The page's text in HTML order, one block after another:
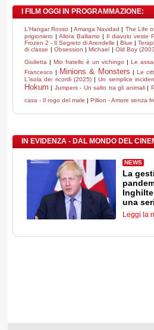
I FILM OGGI IN PROGRAMMAZIONE:
L'Hangar Rosso | Amarga Navidad | The Life
prigioniero | Allora Balliamo | Il diavolo veste
Frozen 2 - Il Segreto di Arendelle | Blue |
di classe | Obsession |Michael | Old Boy
Giulietta | Mio fratello è un vichingo | Le
Francesco | Minions & Monsters | Le
L'isola dei ricordi (2025)|Un semplice
Hokum | Jumpers - Un salto tra gli animali|
casa - Il rogo del male | Pillion - Amore senza
IN EVIDENZA - DAL MONDO DEL
NEWS
La
una
Leggi la